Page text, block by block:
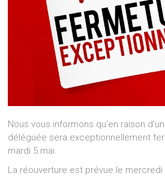
Nous vous informons qu’en raison
déléguée sera exceptionnellement
mardi 5 mai.
La réouverture est prévue le mercredi